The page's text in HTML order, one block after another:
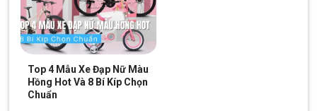
HCM (Q.Thủ Đức cũ)
CH 6:268 Nguyễn Thị Thập, P.Tân Hưng, HCM (Quận 7
cũ)
CH 7:05 Nguyễn Trãi, P.Dĩ An, HCM (Dĩ An, Bình Dương
cũ)
Top 4 Mẫu Xe Đạp Nữ Màu
Hồng Hot Và 8 Bí Kíp Chọn
Chuẩn